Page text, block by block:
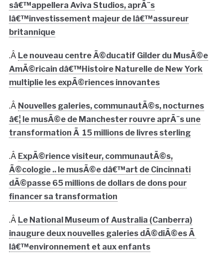
sâ€™appellera Aviva Studios, aprÃ¨s
lâ€™investissement majeur de lâ€™assureur
britannique
.Â Le nouveau centre Ã©ducatif Gilder du MusÃ©e
AmÃ©ricain dâ€™Histoire Naturelle de New York
multiplie les expÃ©riences innovantes
.Â Nouvelles galeries, communautÃ©s, nocturnes
â€¦ le musÃ©e de Manchester rouvre aprÃ¨s une
transformation Ã 15 millions de livres sterling
.Â ExpÃ©rience visiteur, communautÃ©s,
Ã©cologie .. le musÃ©e dâ€™art de Cincinnati
dÃ©passe 65 millions de dollars de dons pour
financer sa transformation
.Â Le National Museum of Australia (Canberra)
inaugure deux nouvelles galeries dÃ©diÃ©es Ã
lâ€™environnement et aux enfants